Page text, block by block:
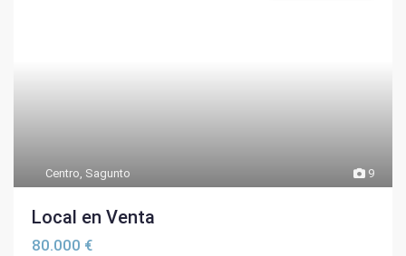
9
Centro, Sagunto
Local en Venta
80.000 €